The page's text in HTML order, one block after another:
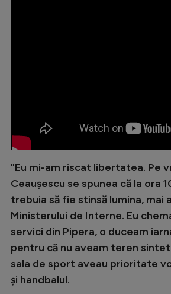
JO 2026
Intră în cont
"Eu mi-am riscat libertatea. Pe
Ceaușescu se spunea că la ora
trebuia să fie stinsă lumina, mai
Ministerului de Interne. Eu
servici din Pipera, o duceam
pentru că nu aveam teren
sala de sport aveau prioritate
și handbalul.